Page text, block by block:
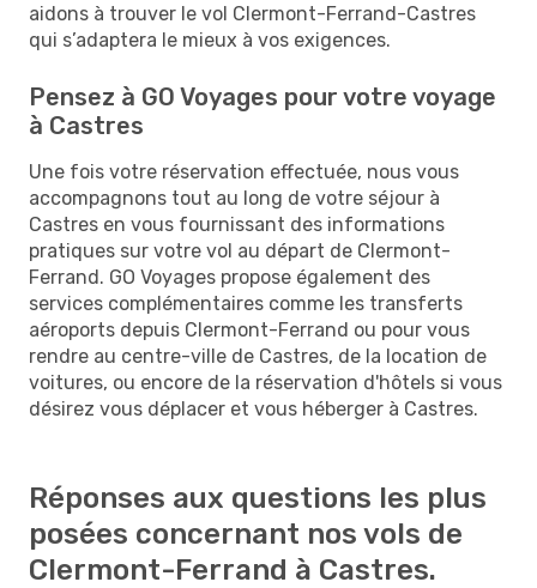
aidons à trouver le vol Clermont-Ferrand-Castres
qui s’adaptera le mieux à vos exigences.
Pensez à GO Voyages pour votre voyage
à Castres
Une fois votre réservation effectuée, nous vous
accompagnons tout au long de votre séjour à
Castres en vous fournissant des informations
pratiques sur votre vol au départ de Clermont-
Ferrand. GO Voyages propose également des
services complémentaires comme les transferts
aéroports depuis Clermont-Ferrand ou pour vous
rendre au centre-ville de Castres, de la location de
voitures, ou encore de la réservation d'hôtels si vous
désirez vous déplacer et vous héberger à Castres.
Réponses aux questions les plus
posées concernant nos vols de
Clermont-Ferrand à Castres.